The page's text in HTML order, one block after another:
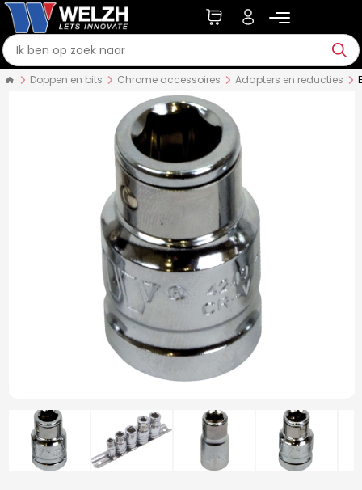
Doppen en bits Chrome accessoires Adapters en reducties